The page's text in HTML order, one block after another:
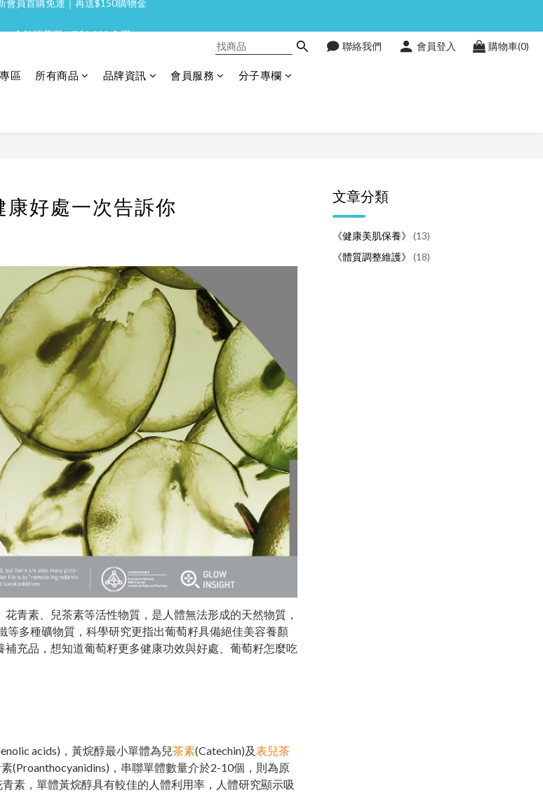
全館消費滿 NT$2,000 免運
聯絡我們 會員登入 購物車(0)
區 所有商品 品牌資訊 會員服務 分子專欄
好處一次告訴你
花青素、兒茶素等活性物質，是人體無法形成的天然物質，
多種礦物質，科學研究更指出葡萄籽具備絕佳美容養顏
充品，想知道葡萄籽更多健康功效與好處、葡萄籽怎麼吃
acids)，黃烷醇最小單體為兒茶素(Catechin)及表兒茶
(Proanthocyanidins)，串聯單體數量介於2-10個，則為原
素，單體黃烷醇具有較佳的人體利用率，人體研究顯示吸
文章分類
《健康美肌保養》 (13)
《體質調整維護》 (18)